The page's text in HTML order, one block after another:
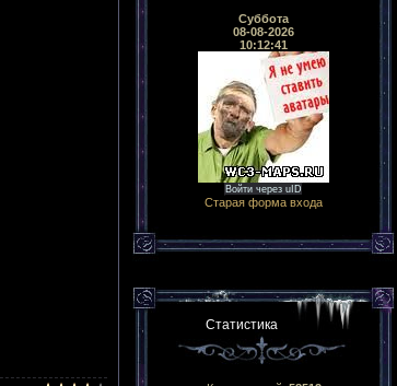
Суббота
08-08-2026
10:12:41
Войти через uID
Старая форма входа
Статистика